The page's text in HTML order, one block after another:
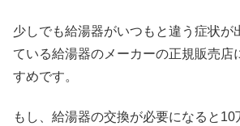
少しでも給湯器がいつもと違う症状が
ている給湯器のメーカーの正規販売店
すめです。
もし、給湯器の交換が必要になると10